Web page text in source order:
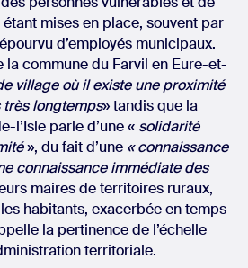
mises en place, souvent par
d’employés municipaux.
la commune du Farvil en Eure-et-
village où il existe une proximité
longtemps» tandis que la
l’Isle parle d’une « solidarité
», du fait d’une « connaissance
connaissance immédiate des
maires de territoires ruraux,
habitants, exacerbée en temps
la pertinence de l’échelle
territoriale.